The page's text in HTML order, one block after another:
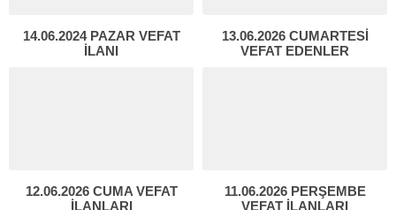
14.06.2024 PAZAR VEFAT
İLANI
13.06.2026 CUMARTESİ
VEFAT EDENLER
12.06.2026 CUMA VEFAT
İLANLARI
11.06.2026 PERŞEMBE
VEFAT İLANLARI